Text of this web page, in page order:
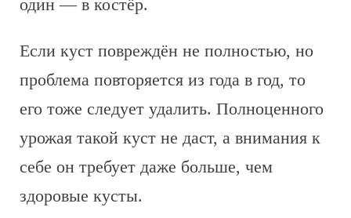
один — в костёр.
Если куст повреждён не полностью, но
проблема повторяется из года в год, то
его тоже следует удалить. Полноценного
урожая такой куст не даст, а внимания к
себе он требует даже больше, чем
здоровые кусты.